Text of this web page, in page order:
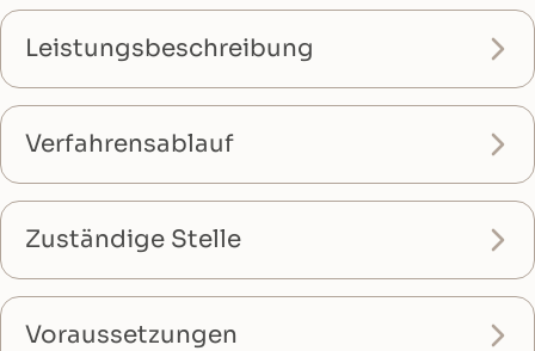
Leistungsbeschreibung
Verfahrensablauf
Zuständige Stelle
Voraussetzungen